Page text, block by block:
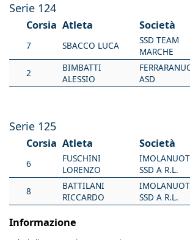
Serie 124
Corsia Atleta Società
7 SBACCO LUCA
SSD TEAM
MARCHE
2
BIMBATTI
ALESSIO
ASD
Serie 125
Corsia Atleta Società
6
FUSCHINI
LORENZO
SSD A R.L.
8
BATTILANI
RICCARDO
SSD A R.L.
Informazione